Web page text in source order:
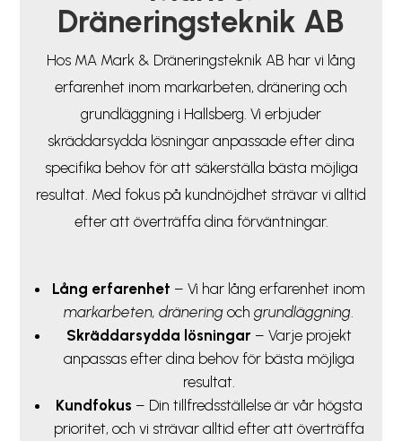
Dräneringsteknik AB
Hos MA Mark & Dräneringsteknik AB har vi lång
erfarenhet inom markarbeten, dränering och
grundläggning i Hallsberg. Vi erbjuder
skräddarsydda lösningar anpassade efter dina
specifika behov för att säkerställa bästa möjliga
resultat. Med fokus på kundnöjdhet strävar vi alltid
efter att överträffa dina förväntningar.
Lång erfarenhet – Vi har lång erfarenhet inom
markarbeten, dränering och grundläggning
Skräddarsydda lösningar– Varje projekt
anpassas efter dina behov för bästa möjliga
resultat.
Kundfokus – Din tillfredsställelse är vår högsta
prioritet, och vi strävar alltid efter att överträffa